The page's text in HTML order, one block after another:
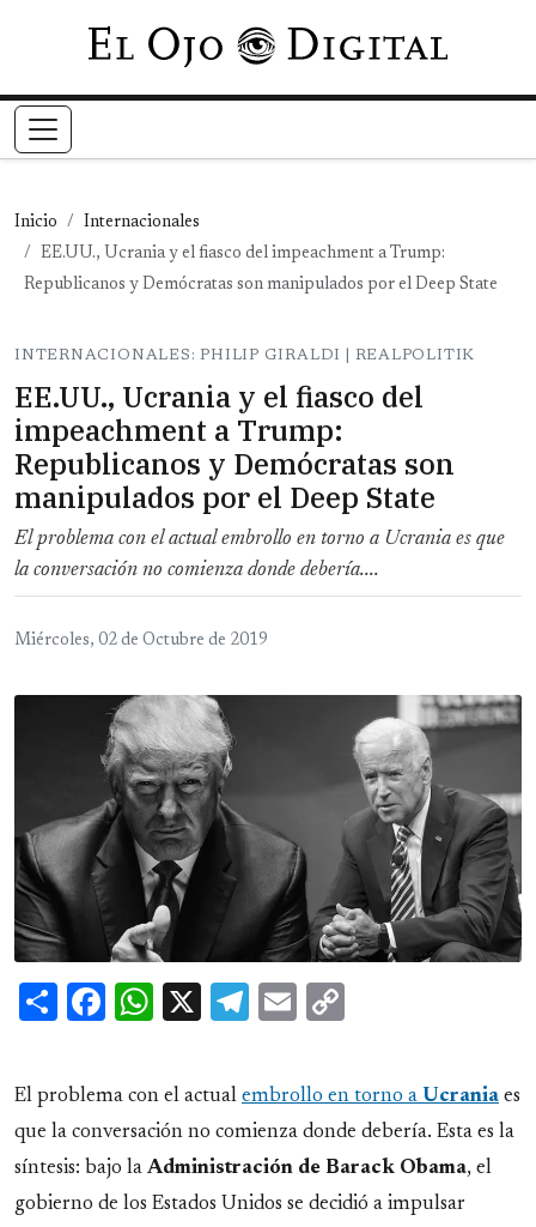
Pasar al contenido principal
Inicio
Internacionales
EE.UU., Ucrania y el fiasco del impeachment a Trump:
Republicanos y Demócratas son manipulados por el Deep State
INTERNACIONALES: PHILIP GIRALDI | REALPOLITIK
EE.UU., Ucrania y el fiasco del
impeachment a Trump:
Republicanos y Demócratas son
manipulados por el Deep State
El problema con el actual embrollo en torno a Ucrania es que
la conversación no comienza donde debería....
Miércoles, 02 de Octubre de 2019
ShareFacebook
WhatsApp
X Telegram
Email
El problema con el actual embrollo en torno a Ucrania es
que la conversación no comienza donde debería. Esta es la
síntesis: bajo la Administración de Barack Obama, el
gobierno de los Estados Unidos se decidió a impulsar